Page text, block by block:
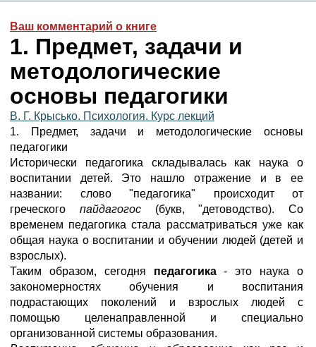
Ваш комментарий о книге
1. Предмет, задачи и
методологические
основы педагогики
В. Г. Крысько. Психология. Курс лекций
1. Предмет, задачи и методологические основы
педагогики
Исторически педагогика складывалась как наука о
воспитании детей. Это нашло отражение и в ее
названии: слово "педагогика" происходит от
греческого пайдагогос (букв, "детоводство). Со
временем педагогика стала рассматриваться уже как
общая наука о воспитании и обучении людей (детей и
взрослых).
Таким образом, сегодня педагогика- это наука о
закономерностях обучения и воспитания
подрастающих поколений и взрослых людей с
помощью целенаправленной и специально
организованной системы образования.